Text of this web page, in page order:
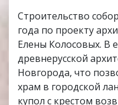
Строительство
года по проекту
Елены Колосовых. В
древнерусской
Новгорода, что
храм в городской
купол с крестом